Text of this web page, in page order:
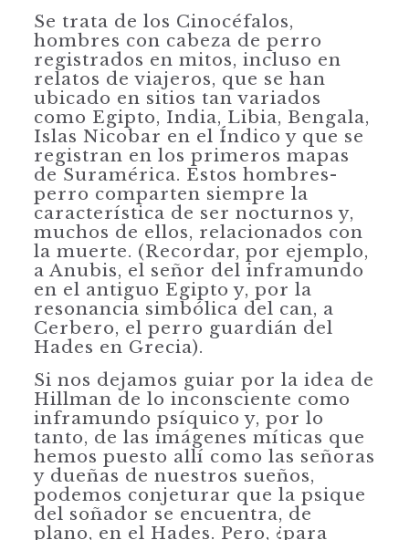
Se trata de los Cinocéfalos,
hombres con cabeza de perro
registrados en mitos, incluso en
relatos de viajeros, que se han
ubicado en sitios tan variados
como Egipto, India, Libia, Bengala,
Islas Nicobar en el Índico y que se
registran en los primeros mapas
de Suramérica. Estos hombres-
perro comparten siempre la
característica de ser nocturnos y,
muchos de ellos, relacionados con
la muerte. (Recordar, por ejemplo,
a Anubis, el señor del inframundo
en el antiguo Egipto y, por la
resonancia simbólica del can, a
Cerbero, el perro guardián del
Hades en Grecia).
Si nos dejamos guiar por la idea de
Hillman de lo inconsciente como
inframundo psíquico y, por lo
tanto, de las imágenes míticas que
hemos puesto allí como las señoras
y dueñas de nuestros sueños,
podemos conjeturar que la psique
del soñador se encuentra, de
plano, en el Hades. Pero, ¿para